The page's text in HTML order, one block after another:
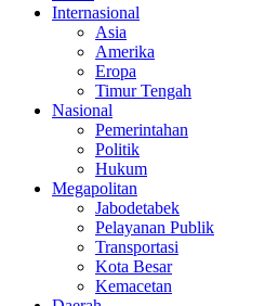
Internasional
Asia
Amerika
Eropa
Timur Tengah
Nasional
Pemerintahan
Politik
Hukum
Megapolitan
Jabodetabek
Pelayanan Publik
Transportasi
Kota Besar
Kemacetan